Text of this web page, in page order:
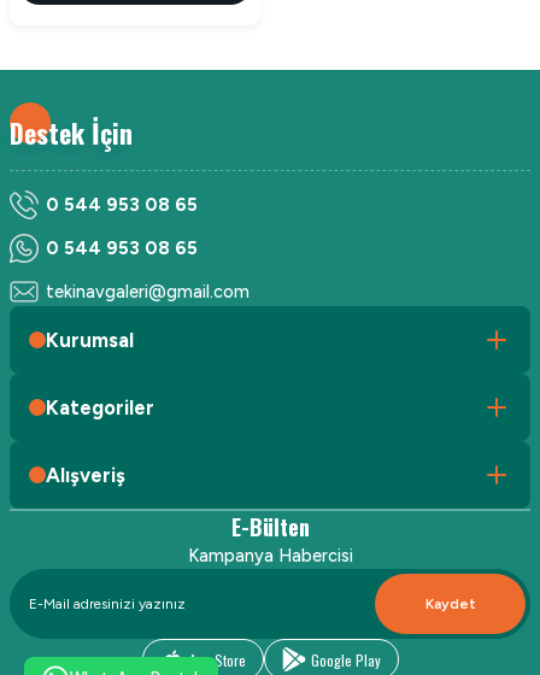
Destek İçin
0 544 953 08 65
0 544 953 08 65
tekinavgaleri@gmail.com
Kurumsal
Kategoriler
Alışveriş
E-Bülten
Kampanya Habercisi
Kaydet
App Store Google Play